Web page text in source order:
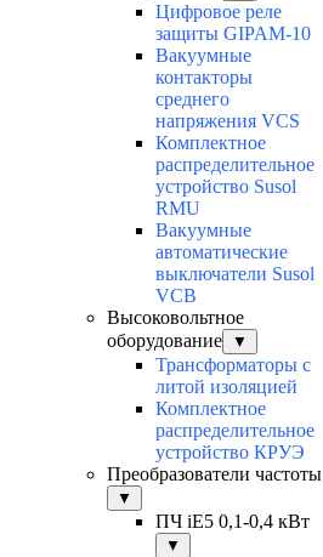
Цифровое реле
защиты GIPAM-10
Вакуумные
контакторы
среднего
напряжения VCS
Комплектное
распределительное
устройство Susol
RMU
Вакуумные
автоматические
выключатели Susol
VCB
Высоковольтное
оборудование
▼
Трансформаторы с
литой изоляцией
Комплектное
распределительное
устройство КРУЭ
Преобразователи частоты
▼
ПЧ iE5 0,1-0,4 кВт
▼